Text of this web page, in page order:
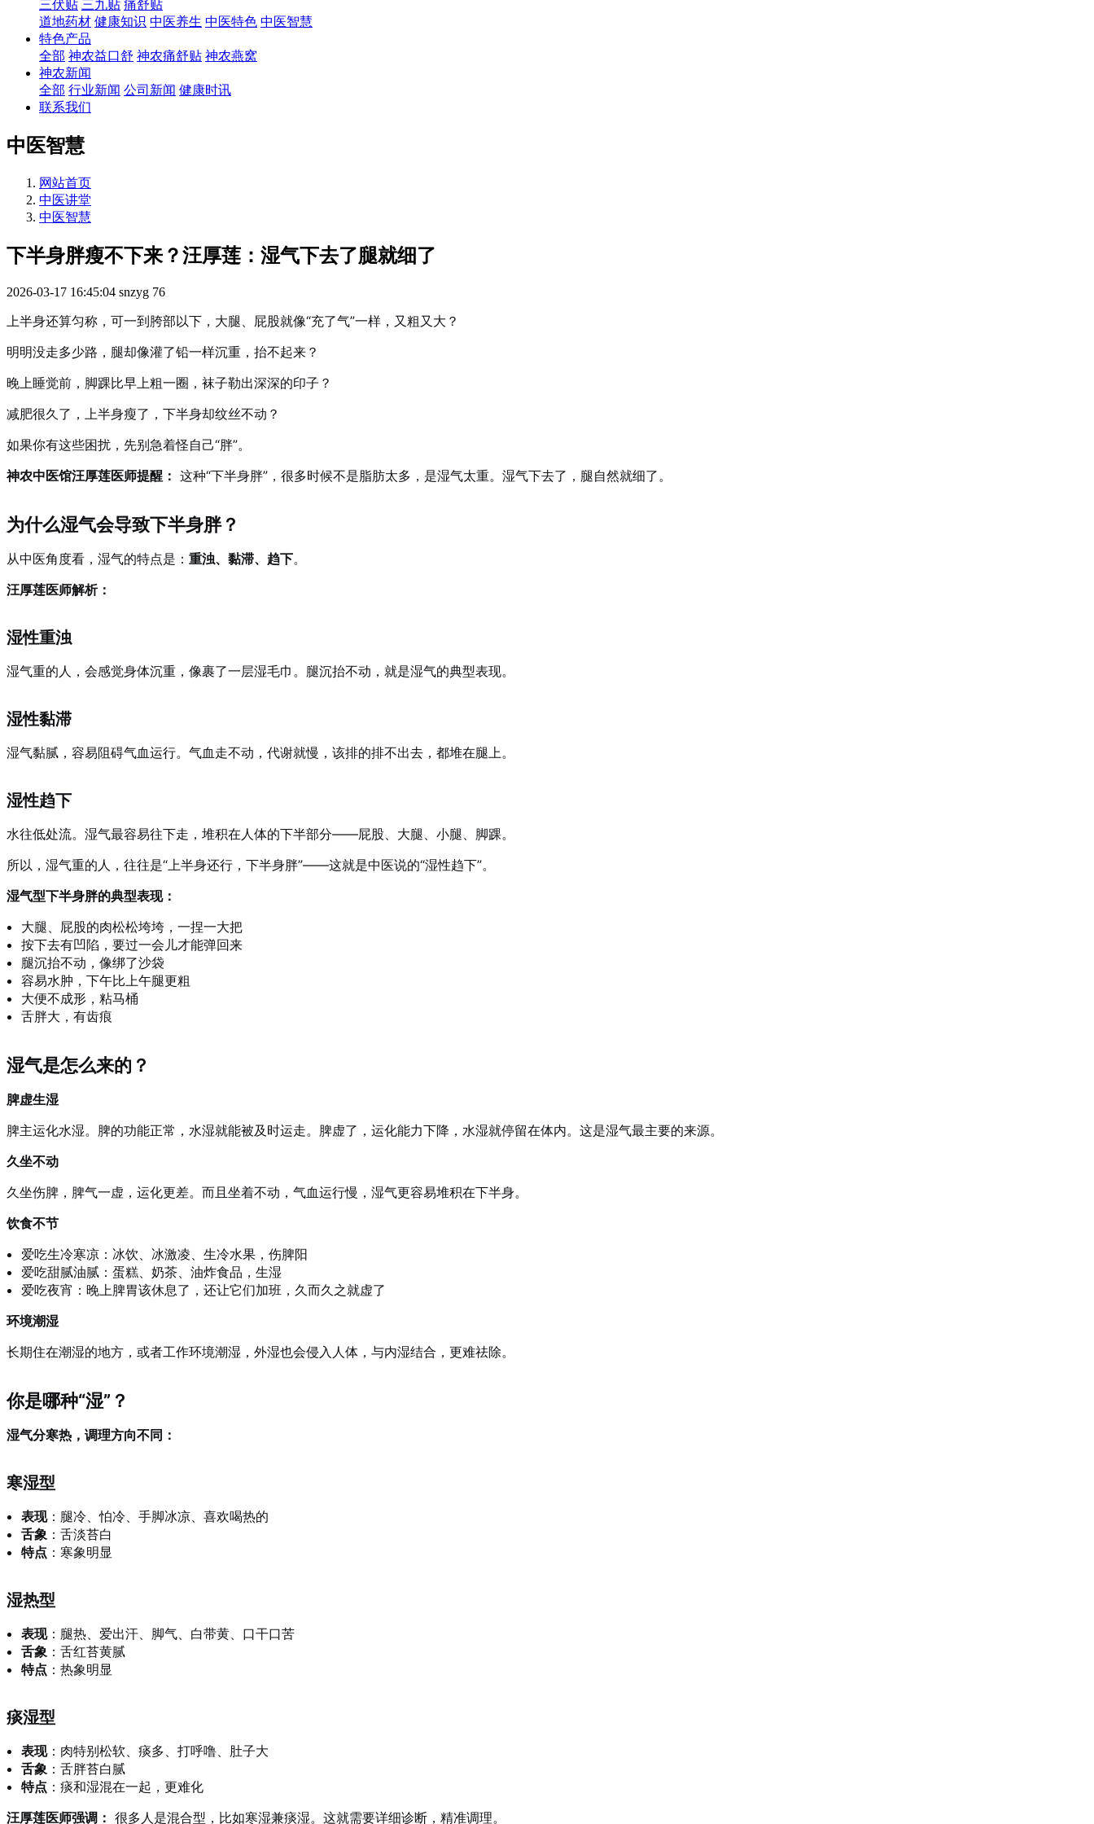
三伏贴 三九贴 痛舒贴
道地药材 健康知识 中医养生 中医特色 中医智慧
特色产品
全部 神农益口舒 神农痛舒贴 神农燕窝
神农新闻
全部 行业新闻 公司新闻 健康时讯
联系我们
中医智慧
网站首页
中医讲堂
中医智慧
下半身胖瘦不下来？汪厚莲：湿气下去了腿就细了
2026-03-17 16:45:04 snzyg 76
上半身还算匀称，可一到胯部以下，大腿、屁股就像“充了气”一样，又粗又大？
明明没走多少路，腿却像灌了铅一样沉重，抬不起来？
晚上睡觉前，脚踝比早上粗一圈，袜子勒出深深的印子？
减肥很久了，上半身瘦了，下半身却纹丝不动？
如果你有这些困扰，先别急着怪自己“胖”。
神农中医馆汪厚莲医师提醒： 这种“下半身胖”，很多时候不是脂肪太多，是湿气太重。湿气下去了，腿自然就细了。
为什么湿气会导致下半身胖？
从中医角度看，湿气的特点是： 重浊、黏滞、趋下。
汪厚莲医师解析：
湿性重浊
湿气重的人，会感觉身体沉重，像裹了一层湿毛巾。腿沉抬不动，就是湿气的典型表现。
湿性黏滞
湿气黏腻，容易阻碍气血运行。气血走不动，代谢就慢，该排的排不出去，都堆在腿上。
湿性趋下
水往低处流。湿气最容易往下走，堆积在人体的下半部分——屁股、大腿、小腿、脚踝。
所以，湿气重的人，往往是“上半身还行，下半身胖”——这就是中医说的“湿性趋下”。
湿气型下半身胖的典型表现：
大腿、屁股的肉松松垮垮，一捏一大把
按下去有凹陷，要过一会儿才能弹回来
腿沉抬不动，像绑了沙袋
容易水肿，下午比上午腿更粗
大便不成形，粘马桶
舌胖大，有齿痕
湿气是怎么来的？
脾虚生湿
脾主运化水湿。脾的功能正常，水湿就能被及时运走。脾虚了，运化能力下降，水湿就停留在体内。这是湿气最主要的来源。
久坐不动
久坐伤脾，脾气一虚，运化更差。而且坐着不动，气血运行慢，湿气更容易堆积在下半身。
饮食不节
爱吃生冷寒凉：冰饮、冰激凌、生冷水果，伤脾阳
爱吃甜腻油腻：蛋糕、奶茶、油炸食品，生湿
爱吃夜宵：晚上脾胃该休息了，还让它们加班，久而久之就虚了
环境潮湿
长期住在潮湿的地方，或者工作环境潮湿，外湿也会侵入人体，与内湿结合，更难祛除。
你是哪种“湿”？
湿气分寒热，调理方向不同：
寒湿型
表现：腿冷、怕冷、手脚冰凉、喜欢喝热的
舌象 ：舌淡苔白
特点 ：寒象明显
湿热型
表现：腿热、爱出汗、脚气、白带黄、口干口苦
舌象 ：舌红苔黄腻
特点 ：热象明显
痰湿型
表现：肉特别松软、痰多、打呼噜、肚子大
舌象 ：舌胖苔白腻
特点 ：痰和湿混在一起，更难化
汪厚莲医师强调： 很多人是混合型，比如寒湿兼痰湿。这就需要详细诊断，精准调理。